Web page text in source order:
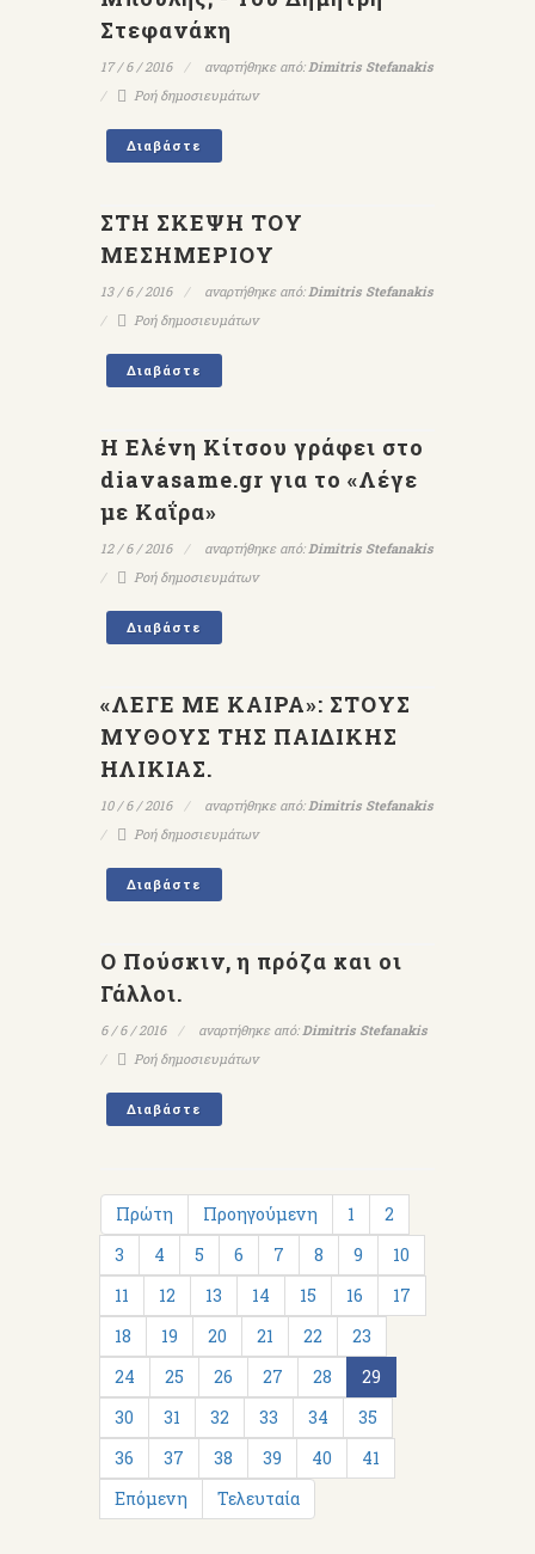
Στεφανάκη
17 / 6 / 2016 αναρτήθηκε από:Dimitris Stefanakis
Ροή δημοσιευμάτων
Διαβάστε
ΣΤΗ ΣΚΕΨΗ ΤΟΥ
ΜΕΣΗΜΕΡΙΟΥ
13 / 6 / 2016 αναρτήθηκε από:Dimitris Stefanakis
Ροή δημοσιευμάτων
Διαβάστε
Η Ελένη Κίτσου γράφει στο
diavasame.gr για το «Λέγε
με Καΐρα»
12 / 6 / 2016 αναρτήθηκε από:Dimitris Stefanakis
Ροή δημοσιευμάτων
Διαβάστε
«ΛΕΓΕ ΜΕ ΚΑΙΡΑ»: ΣΤΟΥΣ
ΜΥΘΟΥΣ ΤΗΣ ΠΑΙΔΙΚΗΣ
ΗΛΙΚΙΑΣ.
10 / 6 / 2016 αναρτήθηκε από:Dimitris Stefanakis
Ροή δημοσιευμάτων
Διαβάστε
Ο Πούσκιν, η πρόζα και οι
Γάλλοι.
6 / 6 / 2016 αναρτήθηκε από:Dimitris Stefanakis
Ροή δημοσιευμάτων
Διαβάστε
Πρώτη Προηγούμενη 1
2
3
4 5 6 7 8 9
10
11
12 13 14 15 16
17
18
19 20 21 22
23
24
25 26 27 28
29
30
31 32 33 34
35
36
37 38 39 40
41
Επόμενη
Τελευταία